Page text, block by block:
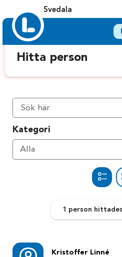
Svedala
Hitta person
Kategori
Välj
Alla
1 person hittades
Kristoffer Linné